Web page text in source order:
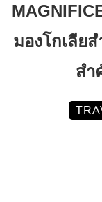
มองโกเลีย
สำ